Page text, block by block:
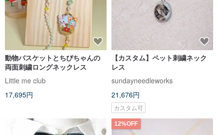
動物バスケットとちびちゃんの
両面刺繍ロングネックレス
Little me club
17,695円
【カスタム】ペット刺繍ネック
レス
sundayneedleworks
21,676円
カスタム可
12%OFF